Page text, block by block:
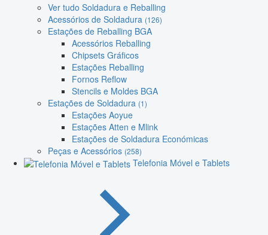
Ver tudo Soldadura e Reballing
Acessórios de Soldadura (126)
Estações de Reballing BGA
Acessórios Reballing
Chipsets Gráficos
Estações Reballing
Fornos Reflow
Stencils e Moldes BGA
Estações de Soldadura (1)
Estações Aoyue
Estações Atten e Mlink
Estações de Soldadura Económicas
Peças e Acessórios (258)
Telefonia Móvel e Tablets